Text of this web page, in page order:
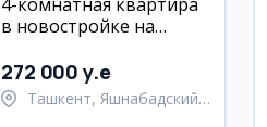
в новостройке на
Яшнабадский район,
128 кв.м, с мебелью и
техникой
272 000 y.e
Ташкент, Яшнабадский